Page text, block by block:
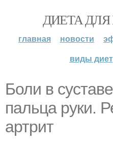
ДИЕТА
главная новости
виды диет
Боли в
пальца руки.
артрит